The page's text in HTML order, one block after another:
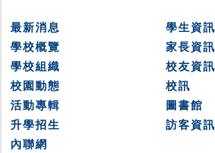
最新消息
學校概覽
學校組織
校園動態
活動專輯
升學招生
學生資訊
家長資訊
校友資訊
校訊
圖書館
訪客資訊
內聯網